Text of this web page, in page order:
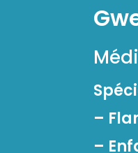
–
–